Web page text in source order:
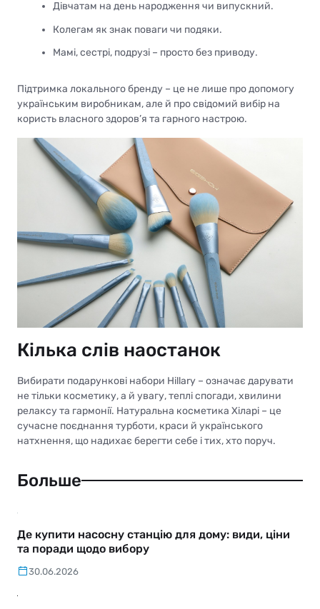
Дівчатам на день народження чи випускний.
Колегам як знак поваги чи подяки.
Мамі, сестрі, подрузі – просто без приводу.
Підтримка локального бренду – це не лише про допомогу
українським виробникам, але й про свідомий вибір на
користь власного здоров’я та гарного настрою.
Кілька слів наостанок
Вибирати подарункові набори Hillary – означає дарувати
не тільки косметику, а й увагу, теплі спогади, хвилини
релаксу та гармонії. Натуральна косметика Хіларі – це
сучасне поєднання турботи, краси й українського
натхнення, що надихає берегти себе і тих, хто поруч.
Больше
Де купити насосну станцію для дому: види, ціни
та поради щодо вибору
30.06.2026